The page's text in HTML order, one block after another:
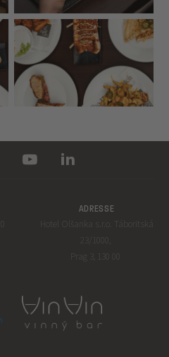
ADRESSE
Hotel Olšanka s.r.o. Táboritská
23/1000,
Prag 3, 130 00